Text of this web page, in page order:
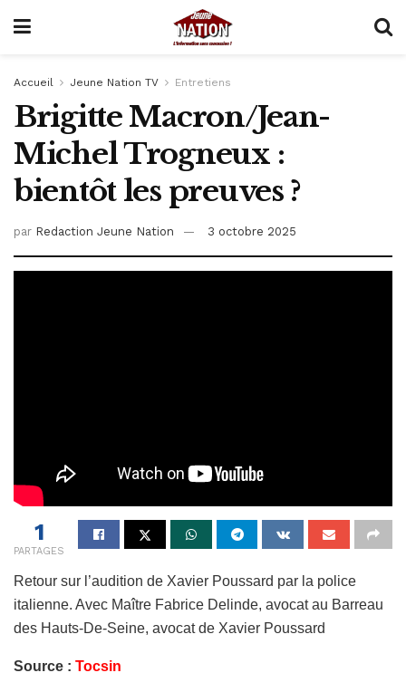
Accueil Jeune Nation TV Entretiens
Brigitte Macron/Jean-
Michel Trogneux :
bientôt les preuves ?
par Redaction Jeune Nation 3 octobre 2025
1
PARTAGES
Retour sur l’audition de Xavier Poussard par la police
italienne. Avec Maître Fabrice Delinde, avocat au Barreau
des Hauts-De-Seine, avocat de Xavier Poussard
Source : Tocsin